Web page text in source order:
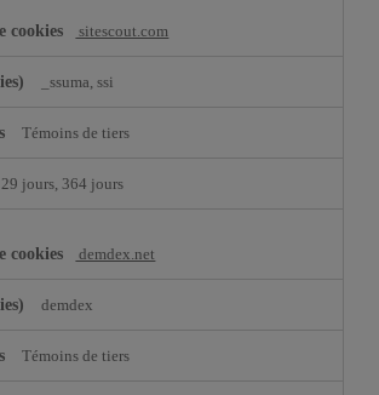
sitescout.com
_ssuma, ssi
Témoins de tiers
29 jours, 364 jours
demdex.net
demdex
Témoins de tiers